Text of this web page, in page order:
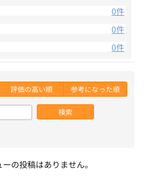
0件
0件
0件
評価の高い順 参考になった順
検索
の投稿はありません。